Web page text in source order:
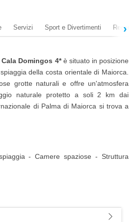
Servizi Sport e Divertimenti
Domingos 4*è situato in posizione
della costa orientale di Maiorca.
grotte naturali e offre un'atmosfera
naturale protetto a soli 2 km dai
di Palma di Maiorca si trova a
- Camere spaziose - Struttura